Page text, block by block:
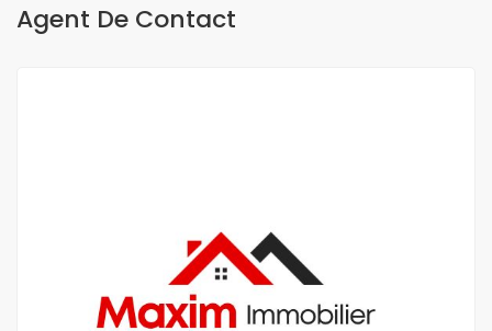
Agent De Contact